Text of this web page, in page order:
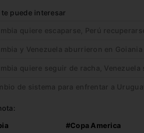
te puede interesar
quiere escaparse, Perú
y Venezuela aburrieron en Goiania
quiere seguir de racha,
de sistema para enfrentar a
#Copa America